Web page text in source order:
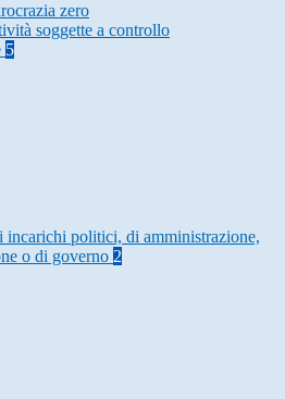
zero
soggette a controllo
5
incarichi politici, di amministrazione,
o di governo 2